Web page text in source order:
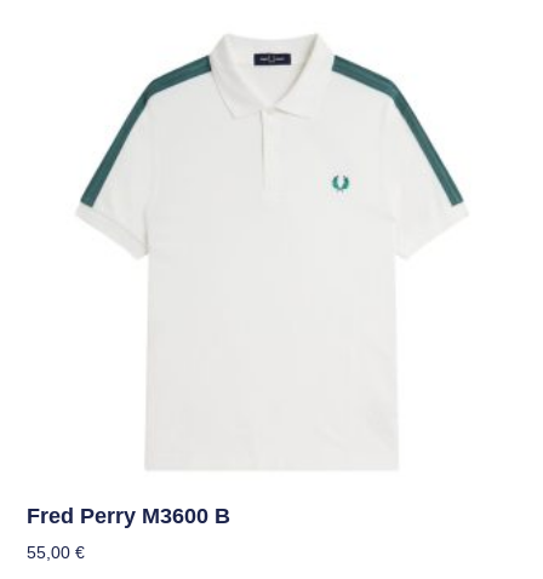
Fred Perry M3600 B
55,00€